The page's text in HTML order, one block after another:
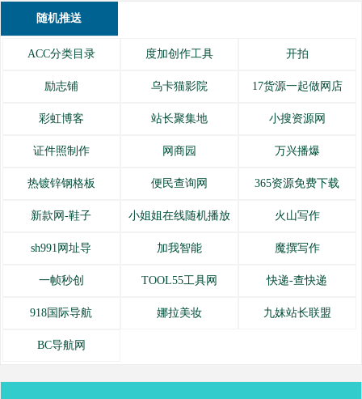
随机推送
ACC分类目录 度加创作工具 开拍
励志铺 乌卡猫影院 17货源一起做网店
彩虹博客 站长聚集地 小搜资源网
证件照制作 网商园 万兴播爆
热镀锌钢格板 便民查询网 365资源免费下载
新款网-鞋子 小姐姐在线随机播放 火山写作
sh991网址导 加我智能 魔撰写作
一帧秒创 TOOL55工具网 快递-查快递
918国际导航 娜拉美妆 九妹站长联盟
BC导航网